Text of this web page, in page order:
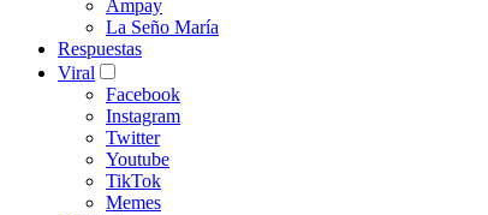
Ampay
La Seño María
Respuestas
Viral
Facebook
Instagram
Twitter
Youtube
TikTok
Memes